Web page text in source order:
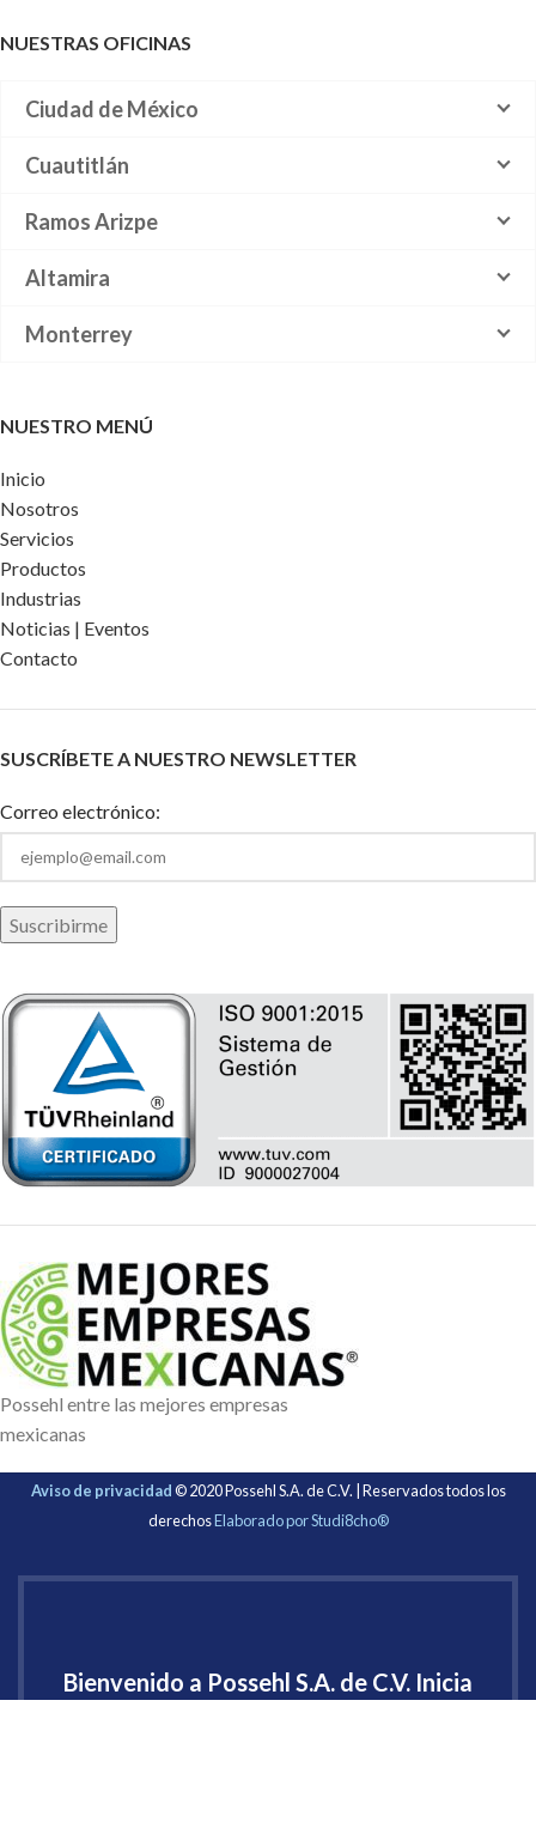
NUESTRAS OFICINAS
Ciudad de México
Cuautitlán
Ramos Arizpe
Altamira
Monterrey
NUESTRO MENÚ
Inicio
Nosotros
Servicios
Productos
Industrias
Noticias | Eventos
Contacto
SUSCRÍBETE A NUESTRO NEWSLETTER
Correo electrónico:
Possehl entre las mejores empresas
mexicanas
Aviso de privacidad© 2020 Possehl S.A. de C.V. | Reservados todos los
derechosElaborado por Studi8cho®
Bienvenido a Possehl S.A. de C.V. Inicia